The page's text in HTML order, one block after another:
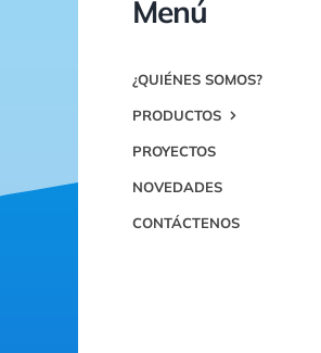
Menú
¿QUIÉNES SOMOS?
PRODUCTOS
PROYECTOS
NOVEDADES
CONTÁCTENOS